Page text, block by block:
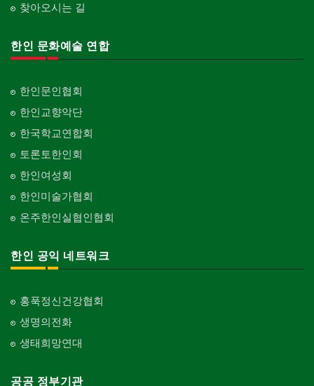
찾아오시는 길
한인 문화예술 연합
한인문인협회
한인교향악단
한국학교연합회
토론토한인회
한인여성회
한인미술가협회
온주한인실협인협회
한인 공익 네트워크
홍푹정신건강협회
생명의전화
생태희망연대
공공 정부기관